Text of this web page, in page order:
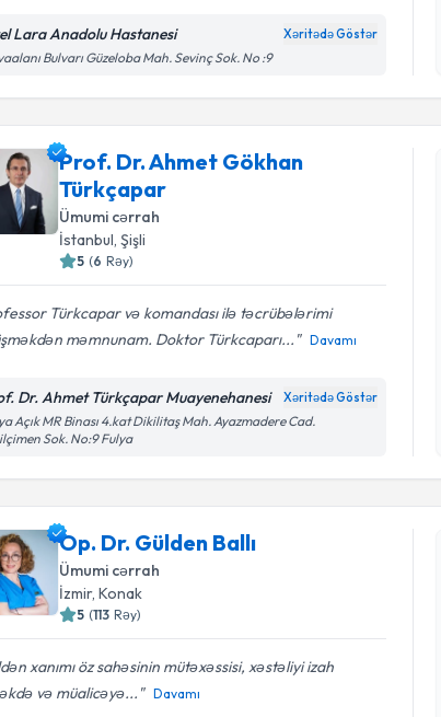
Lara Anadolu Hastanesi Xəritədə Göstər
Bulvarı Güzeloba Mah. Sevinç Sok. No :9
Prof. Dr. Ahmet Gökhan
Türkçapar
Ümumi cərrah
İstanbul, Şişli
5 (6 Rəy)
Türkcapar və komandası ilə təcrübələrimi
məmnunam. Doktor Türkcaparı...
Davamı
Dr. Ahmet Türkçapar Muayenehanesi Xəritədə Göstər
Açık MR Binası 4.kat Dikilitaş Mah. Ayazmadere Cad.
Sok. No:9 Fulya
Op. Dr. Gülden Ballı
Ümumi cərrah
İzmir, Konak
5 (113 Rəy)
xanımı öz sahəsinin mütəxəssisi, xəstəliyi izah
və müalicəyə...
Davamı
Op.